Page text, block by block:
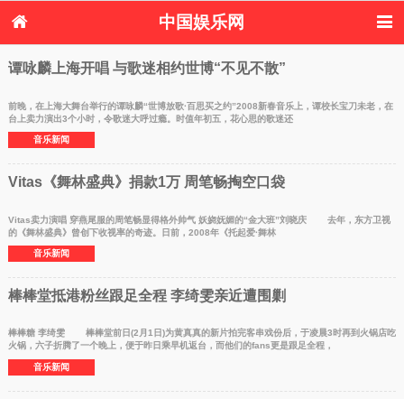
中国娱乐网
首页 新闻 女性
体育花边
音乐新闻 影视新闻
内地明星八卦
港台明星八卦
谭咏麟上海开唱 与歌迷相约世博“不见不散”
前晚，在上海大舞台举行的谭咏麟“世博放歌·百思买之约”2008新春音乐上，谭校长宝刀未老，在
台上卖力演出3个小时，令歌迷大呼过瘾。时值年初五，花心思的歌迷还
音乐新闻
Vitas《舞林盛典》捐款1万 周笔畅掏空口袋
Vitas卖力演唱 穿燕尾服的周笔畅显得格外帅气 妖娆妩媚的“金大班”刘晓庆 去年，东方卫视
的《舞林盛典》曾创下收视率的奇迹。日前，2008年《托起爱·舞林
音乐新闻
棒棒堂抵港粉丝跟足全程 李绮雯亲近遭围剿
棒棒糖 李绮雯 棒棒堂前日(2月1日)为黄真真的新片拍完客串戏份后，于凌晨3时再到火锅店吃
火锅，六子折腾了一个晚上，便于昨日乘早机返台，而他们的fans更是跟足全程，
音乐新闻